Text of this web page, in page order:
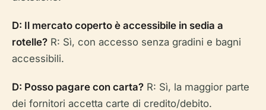
D: Il mercato coperto è accessibile in sedia a
rotelle? R: Sì, con accesso senza gradini e bagni
accessibili.
D: Posso pagare con carta? R: Sì, la maggior parte
dei fornitori accetta carte di credito/debito.